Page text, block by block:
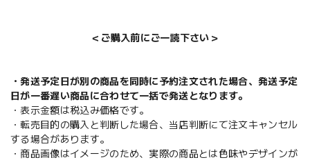
＜ご購入前にご一読下さい＞
・発送予定日が別の商品を同時に予約注文された場合、発送予定
日が一番遅い商品に合わせて一括で発送となります。
・表示金額は税込み価格です。
・転売目的の購入と判断した場合、当店判断にて注文キャンセル
する場合があります。
・商品画像はイメージのため、実際の商品とは色味やデザインが